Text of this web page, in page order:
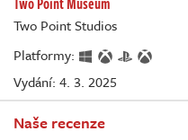
Two Point Studios
Platformy:
Vydání: 4. 3. 2025
Naše recenze